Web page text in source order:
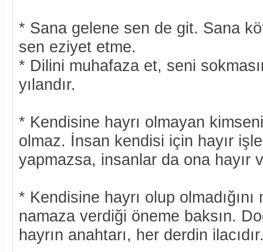
* Sana gelene sen de git. Sana
sen eziyet etme.
* Dilini muhafaza et, seni
yılandır.
* Kendisine hayrı olmayan
olmaz. İnsan kendisi için hayır
yapmazsa, insanlar da ona hayır
* Kendisine hayrı olup
namaza verdiği öneme baksın.
hayrın anahtarı, her derdin